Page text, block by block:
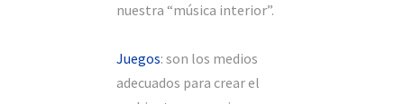
nuestra “música interior”.
Juegos: son los medios
adecuados para crear el